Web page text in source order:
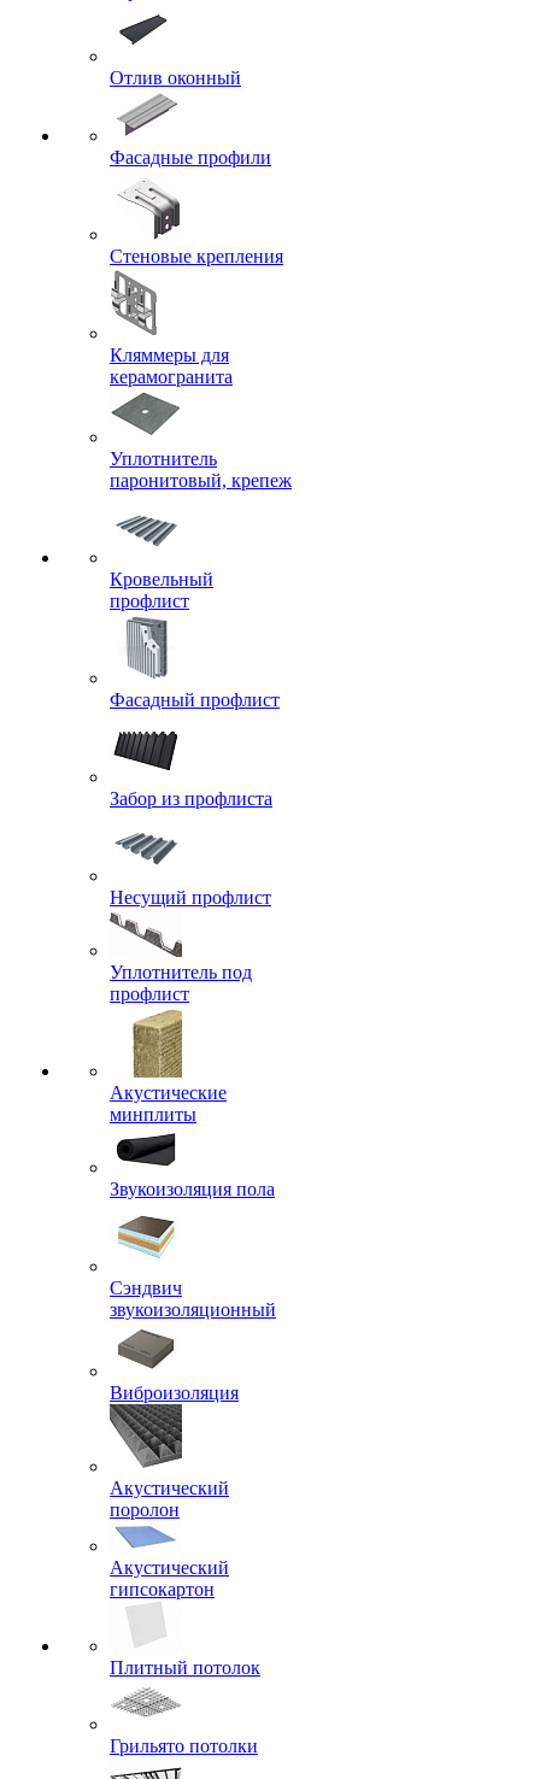
Отлив оконный
Фасадные профили
Стеновые крепления
Кляммеры для
керамогранита
Уплотнитель
паронитовый, крепеж
Кровельный
профлист
Фасадный профлист
Забор из профлиста
Несущий профлист
Уплотнитель под
профлист
Акустические
минплиты
Звукоизоляция пола
Сэндвич
звукоизоляционный
Виброизоляция
Акустический
поролон
Акустический
гипсокартон
Плитный потолок
Грильято потолки